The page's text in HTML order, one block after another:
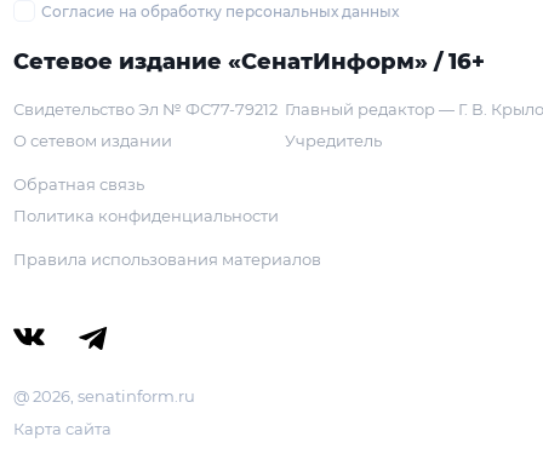
Согласие на обработку персональных данных
Сетевое издание «СенатИнформ» / 16+
Свидетельство Эл № ФС77-79212
О сетевом издании
Главный редактор — Г. В.
Учредитель
Обратная связь
Политика конфиденциальности
Правила использования материалов
@ 2026, senatinform.ru
Карта сайта